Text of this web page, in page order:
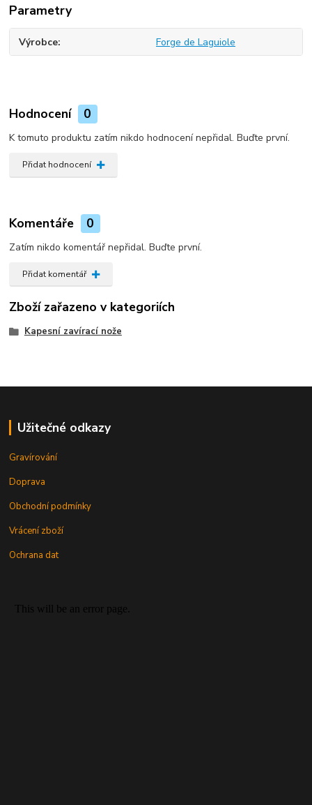
Parametry
Výrobce Forge de Laguiole
Hodnocení 0
K tomuto produktu zatím nikdo hodnocení nepřidal. Buďte první.
Přidat hodnocení
Komentáře 0
Zatím nikdo komentář nepřidal. Buďte první.
Přidat komentář
Zboží zařazeno v kategoriích
Kapesní zavírací nože
Užitečné odkazy
Gravírování
Doprava
Obchodní podmínky
Vrácení zboží
Ochrana dat